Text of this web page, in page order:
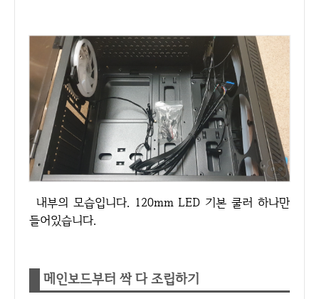
내부의 모습입니다. 120mm LED 기본 쿨러 하나만
들어있습니다.
메인보드부터 싹 다 조립하기